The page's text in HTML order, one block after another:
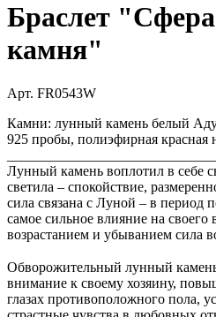
Браслет
камня"
Арт. FR0543W
Камни: лунный камень белый
925 пробы, полиэфирная красная
Лунный камень воплотил в себе
светила – спокойствие,
сила связана с Луной – в период
самое сильное влияние на своего
возрастанием и убыванием сила
Обворожительный лунный
внимание к своему хозяину,
глазах противоположного пола,